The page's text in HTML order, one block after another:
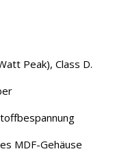
Peak), Class D.
MDF-Gehäuse